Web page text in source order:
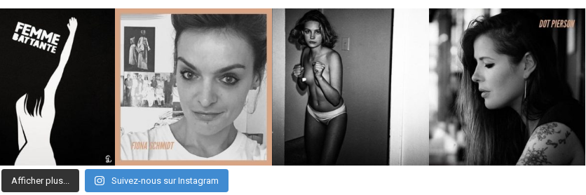
Afficher plus... Suivez-nous sur Instagram